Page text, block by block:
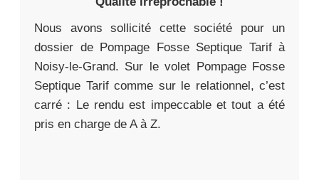
Nous avons sollicité cette société pour un
dossier de Pompage Fosse Septique Tarif à
Noisy-le-Grand. Sur le volet Pompage Fosse
Septique Tarif comme sur le relationnel, c’est
carré : Le rendu est impeccable et tout a été
pris en charge de A à Z.